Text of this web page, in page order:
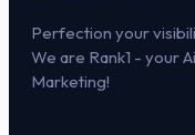
Perfection your
We are Rank1 - your
Marketing!